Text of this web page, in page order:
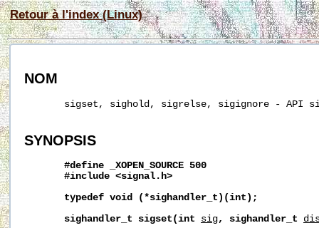
Retour à l'index (Linux)
NOM
sigset, sighold, sigrelse, sigignore - API
SYNOPSIS
#define _XOPEN_SOURCE 500
#include <signal.h>
typedef void
(*sighandler_t)(int);
sighandler_t
sigset(int sig, sighandler_t